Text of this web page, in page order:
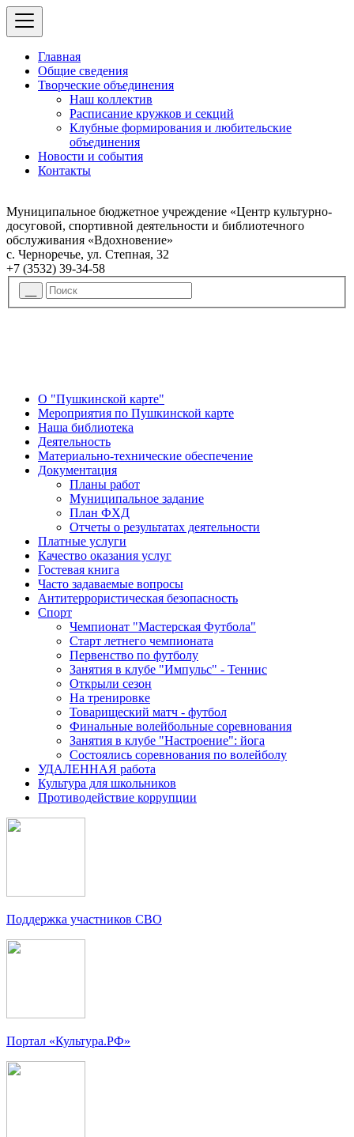
Главная
Общие сведения
Творческие объединения
Наш коллектив
Расписание кружков и секций
Клубные формирования и любительские
объединения
Новости и события
Контакты
Муниципальное бюджетное учреждение «Центр культурно-
досуговой, спортивной деятельности и библиотечного
обслуживания «Вдохновение»
с. Черноречье, ул. Степная, 32
+7 (3532) 39-34-58
О "Пушкинской карте"
Мероприятия по Пушкинской карте
Наша библиотека
Деятельность
Материально-технические обеспечение
Документация
Планы работ
Муниципальное задание
План ФХД
Отчеты о результатах деятельности
Платные услуги
Качество оказания услуг
Гостевая книга
Часто задаваемые вопросы
Антитеррористическая безопасность
Спорт
Чемпионат "Мастерская Футбола"
Старт летнего чемпионата
Первенство по футболу
Занятия в клубе "Импульс" - Теннис
Открыли сезон
На тренировке
Товарищеский матч - футбол
Финальные волейбольные соревнования
Занятия в клубе "Настроение": йога
Состоялись соревнования по волейболу
УДАЛЕННАЯ работа
Культура для школьников
Противодействие коррупции
Поддержка участников СВО
Портал «Культура.РФ»